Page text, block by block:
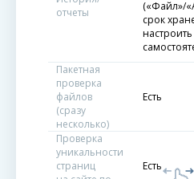
отчеты
(«Файл»/
срок
настроить
Пакетная
проверка
файлов
(сразу
несколько)
Есть
Проверка
уникальности
страниц
Есть